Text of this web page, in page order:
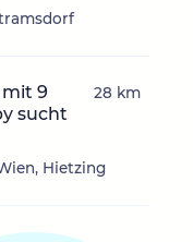
9
sucht
Hietzing
28 km